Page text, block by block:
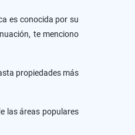
es conocida por su
te menciono
propiedades más
las áreas populares